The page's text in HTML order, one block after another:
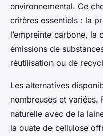
environnemental. Ce
critères essentiels : la
l’empreinte carbone, la
émissions de
réutilisation ou de
Les alternatives
nombreuses et
naturelle avec de la
la ouate de cellulose